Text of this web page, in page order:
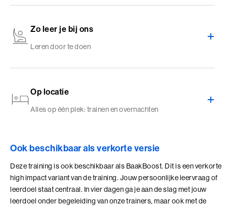
deze training gevolgd en is het uitgegroeid tot een van de
technologie en de manieren van werken sterk zijn veranderd, zijn
de thema’s in deze training nog net zo relevant als toen. Hoe blijf je
bij jezelf in contact met anderen? En hoe ga je om met spanning,
Het heeft mij een prachtig en diep inzicht
gegeven in wie en wat ik ben.
Zo leer je bij ons
Leren door te doen
Op locatie
Alles op één plek: trainen en overnachten
Ook beschikbaar als verkorte versie
Deze training is ook beschikbaar als BaakBoost. Dit is een verkorte
high impact variant van de training. Jouw persoonlijke leervraag of
leerdoel staat centraal. In vier dagen ga je aan de slag met jouw
leerdoel onder begeleiding van onze trainers, maar ook met de